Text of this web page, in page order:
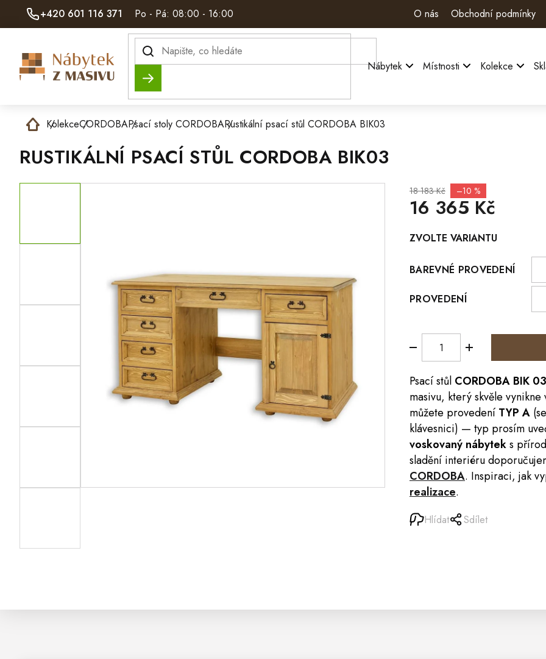
+420 601 116 371 Po - Pá: 08:00 - 16:00 O nás Obchodní podmínky
Hledat Nábytek Místnosti Kolekce
DomůKolekceCORDOBAPsací stoly CORDOBARustikální psací stůl CORDOBA BIK03
RUSTIKÁLNÍ PSACÍ STŮL CORDOBA BIK03
18 183 Kč –10 %
16 365 Kč
cena:
ZVOLTE VARIANTU
BAREVNÉ PROVEDENÍ
PROVEDENÍ
Psací stůl CORDOBA BIK 03
masivu, který skvěle
můžete provedení TYP A
klávesnici) — typ prosím
voskovaný nábyteks
sladění interiéru
CORDOBA. Inspiraci, jak
realizace.
Hlídat Sdílet